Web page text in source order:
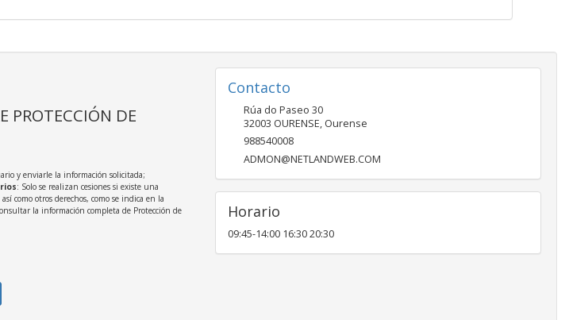
PROTECCIÓN DE
y enviarle la información solicitada;
: Solo se realizan cesiones si existe una
como otros derechos, como se indica en la
la información completa de Protección de
Contacto
Rúa do Paseo 30
32003 OURENSE, Ourense
988540008
ADMON@NETLANDWEB.COM
Horario
09:45-14:00 16:30 20:30